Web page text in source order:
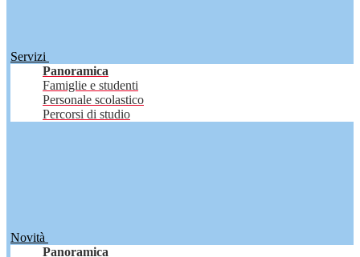
Servizi
Panoramica
Famiglie e studenti
Personale scolastico
Percorsi di studio
Novità
Panoramica